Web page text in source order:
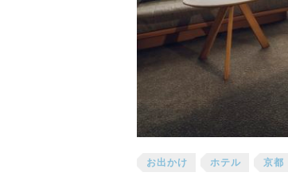
お出かけ ホテル 京都